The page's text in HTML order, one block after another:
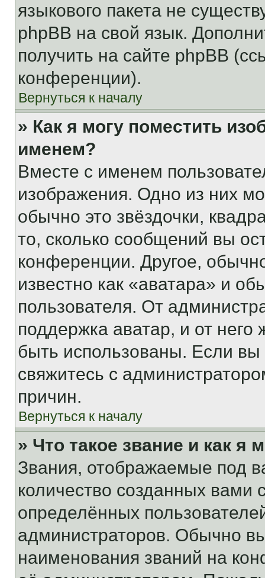
языкового пакета не
phpBB на свой язык.
получить на сайте phpBB
конференции).
Вернуться к началу
» Как я могу поместить
именем?
Вместе с именем
изображения. Одно из них
обычно это звёздочки,
то, сколько сообщений вы
конференции. Другое,
известно как «аватара» и
пользователя. От
поддержка аватар, и от него
быть использованы. Если
свяжитесь с
причин.
Вернуться к началу
» Что такое звание и как я
Звания, отображаемые под
количество созданных
определённых
администраторов. Обычно
наименования званий на